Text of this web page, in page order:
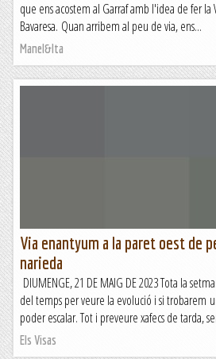
que ens acostem al Garraf amb l'idea de fer la
Bavaresa. Quan arribem al peu de via, ens...
Manel&Ita
Via enantyum a la paret oest de
narieda
DIUMENGE, 21 DE MAIG DE 2023 Tota la
del temps per veure la evolució i si trobarem
poder escalar. Tot i preveure xafecs de tarda,
Els Visas